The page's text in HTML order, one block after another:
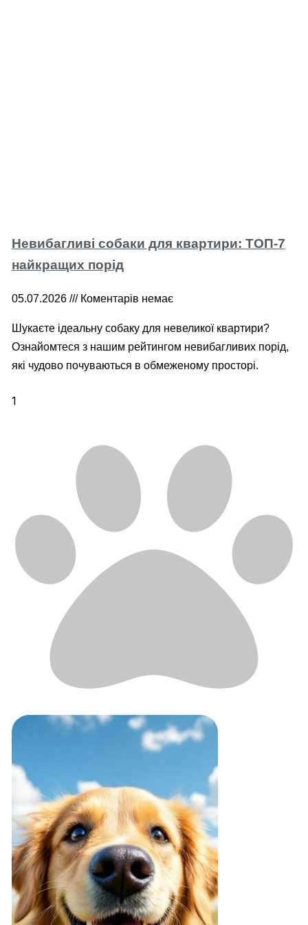
Невибагливі собаки для квартири: ТОП-7
найкращих порід
05.07.2026 Коментарів немає
Шукаєте ідеальну собаку для невеликої квартири?
Ознайомтеся з нашим рейтингом невибагливих порід,
які чудово почуваються в обмеженому просторі.